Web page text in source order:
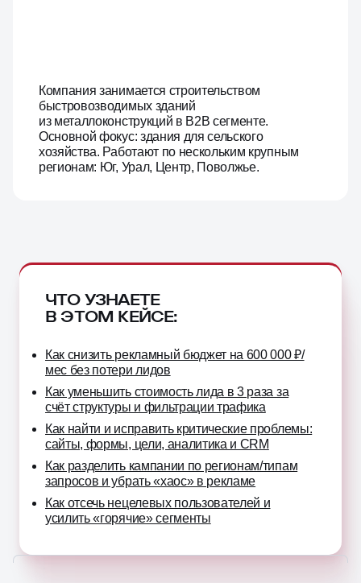
Компания занимается строительством
быстровозводимых зданий
из металлоконструкций в B2B сегменте.
Основной фокус: здания для сельского
хозяйства. Работают по нескольким крупным
регионам: Юг, Урал, Центр, Поволжье.
ЧТО УЗНАЕТЕ
В ЭТОМ КЕЙСЕ:
Как снизить рекламный бюджет на 600 000 ₽/
мес без потери лидов
Как уменьшить стоимость лида в 3 раза за
счёт структуры и фильтрации трафика
Как найти и исправить критические проблемы:
сайты, формы, цели, аналитика и CRM
Как разделить кампании по регионам/типам
запросов и убрать «хаос» в рекламе
Как отсечь нецелевых пользователей и
усилить «горячие» сегменты